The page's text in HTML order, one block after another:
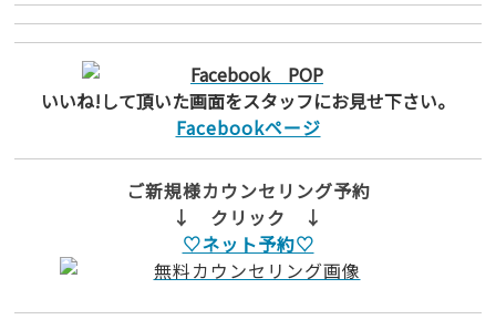
いいね!して頂いた画面をスタッフにお見せ下さい。
Facebookページ
ご新規様カウンセリング予約
↓ クリック ↓
♡ネット予約♡